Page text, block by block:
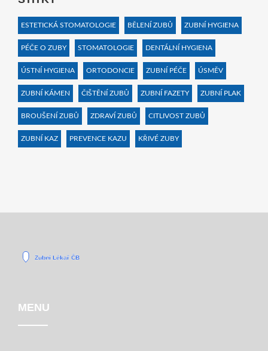
ESTETICKÁ STOMATOLOGIE BĚLENÍ ZUBŮ ZUBNÍ HYGIENA
PÉČE O ZUBY STOMATOLOGIE DENTÁLNÍ HYGIENA
ÚSTNÍ HYGIENA ORTODONCIE ZUBNÍ PÉČE ÚSMĚV
ZUBNÍ KÁMEN ČIŠTĚNÍ ZUBŮ ZUBNÍ FAZETY ZUBNÍ PLAK
BROUŠENÍ ZUBŮ ZDRAVÍ ZUBŮ CITLIVOST ZUBŮ
ZUBNÍ KAZ PREVENCE KAZU KŘIVÉ ZUBY
MENU